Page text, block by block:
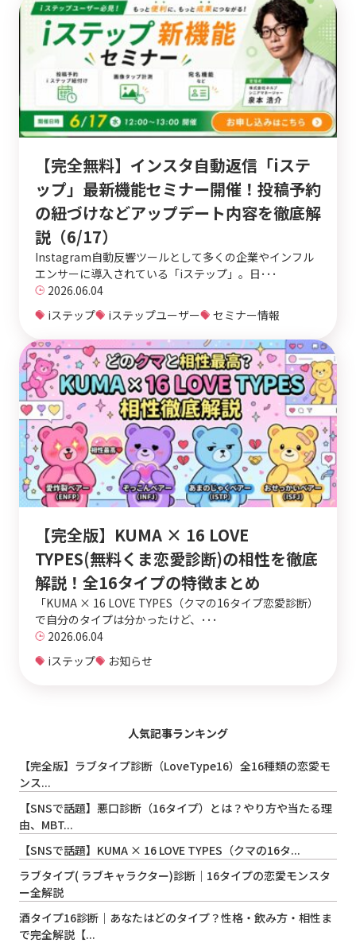
【完全無料】インスタ自動返信「iステ
ップ」最新機能セミナー開催！投稿予約
の紐づけなどアップデート内容を徹底解
説（6/17）
Instagram自動反響ツールとして多くの企業やインフル
エンサーに導入されている「iステップ」。日･･･
2026.06.04
iステップ
iステップユーザー セミナー情報
【完全版】KUMA × 16 LOVE
TYPES(無料くま恋愛診断)の相性を徹底
解説！全16タイプの特徴まとめ
「KUMA × 16 LOVE TYPES（クマの16タイプ恋愛診断）
で自分のタイプは分かったけど、･･･
2026.06.04
iステップ
お知らせ
人気記事ランキング
【完全版】ラブタイプ診断（LoveType16）全16種類の恋愛モ
ンス...
【SNSで話題】悪口診断（16タイプ）とは？やり方や当たる理
由、MBT...
【SNSで話題】KUMA × 16 LOVE TYPES（クマの16タ...
ラブタイプ( ラブキャラクター)診断｜16タイプの恋愛モンスタ
ー全解説
酒タイプ16診断｜あなたはどのタイプ？性格・飲み方・相性ま
で完全解説【...